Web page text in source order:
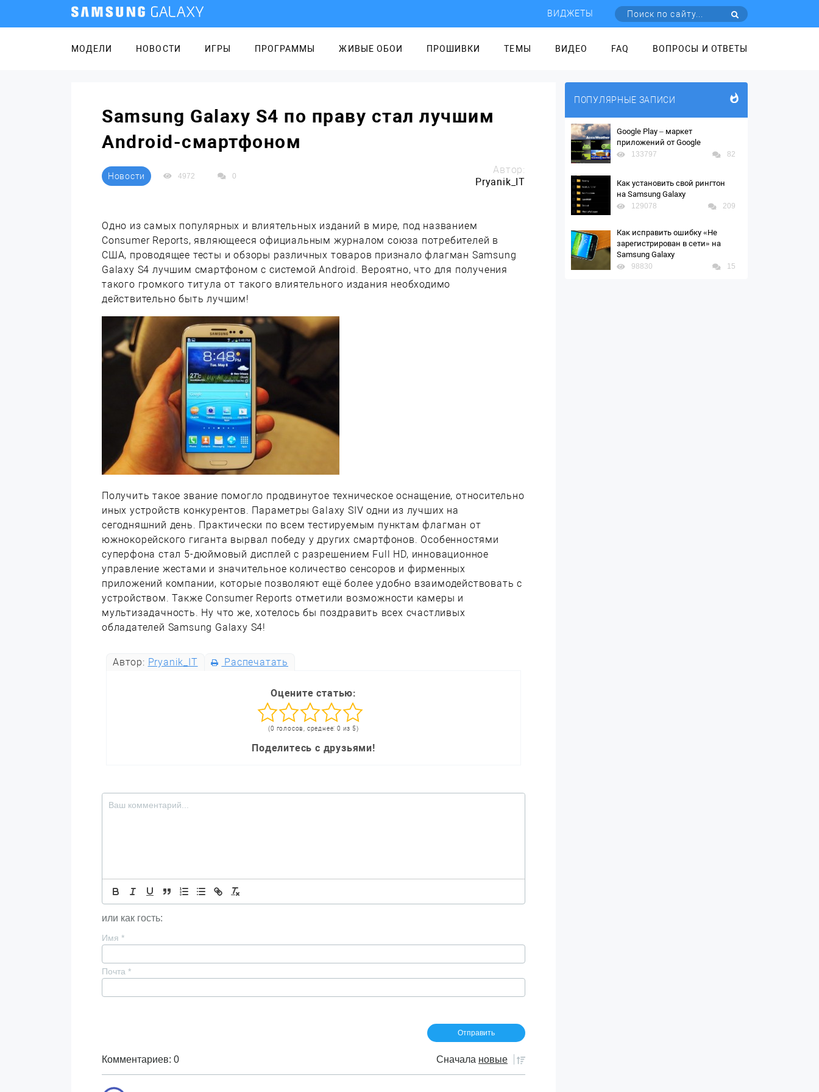
ВИДЖЕТЫ
МОДЕЛИ НОВОСТИ ИГРЫ ПРОГРАММЫ ЖИВЫЕ ОБОИ ПРОШИВКИ ТЕМЫ ВИДЕО FAQ ВОПРОСЫ И ОТВЕТЫ
Samsung Galaxy S4 по праву стал лучшим
Android-смартфоном
Новости 4972 0
Автор:
Pryanik_IT
Одно из самых популярных и влиятельных изданий в мире, под названием
Consumer Reports, являющееся официальным журналом союза потребителей в
США, проводящее тесты и обзоры различных товаров признало флагман Samsung
Galaxy S4 лучшим смартфоном с системой Android. Вероятно, что для получения
такого громкого титула от такого влиятельного издания необходимо
действительно быть лучшим!
Получить такое звание помогло продвинутое техническое оснащение, относительно
иных устройств конкурентов. Параметры Galaxy SIV одни из лучших на
сегодняшний день. Практически по всем тестируемым пунктам флагман от
южнокорейского гиганта вырвал победу у других смартфонов. Особенностями
суперфона стал 5-дюймовый дисплей с разрешением Full HD, инновационное
управление жестами и значительное количество сенсоров и фирменных
приложений компании, которые позволяют ещё более удобно взаимодействовать с
устройством. Также Consumer Reports отметили возможности камеры и
мультизадачность. Ну что же, хотелось бы поздравить всех счастливых
обладателей Samsung Galaxy S4!
Автор: Pryanik_IT Распечатать
Оцените статью:
(0 голосов, среднее: 0 из 5)
Поделитесь с друзьями!
или как гость:
Имя *
Почта *
Комментариев: 0 Сначала новые
ПОПУЛЯРНЫЕ ЗАПИСИ
Google Play – маркет
приложений от Google
133797 82
Как установить свой рингтон
на Samsung Galaxy
129078 209
Как исправить ошибку «Не
зарегистрирован в сети» на
Samsung Galaxy
98830 15